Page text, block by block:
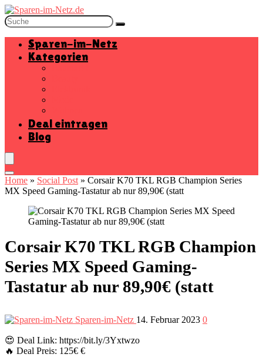
Sparen-im-Netz
Kategorien
Deal eintragen
Blog
Home » Social Post » Corsair K70 TKL RGB Champion Series
MX Speed Gaming-Tastatur ab nur 89,90€ (statt
Corsair K70 TKL RGB Champion
Series MX Speed Gaming-
Tastatur ab nur 89,90€ (statt
Sparen-im-Netz 14. Februar 2023 0
😍 Deal Link: https://bit.ly/3Yxtwzo
🔥 Deal Preis: 125€ €